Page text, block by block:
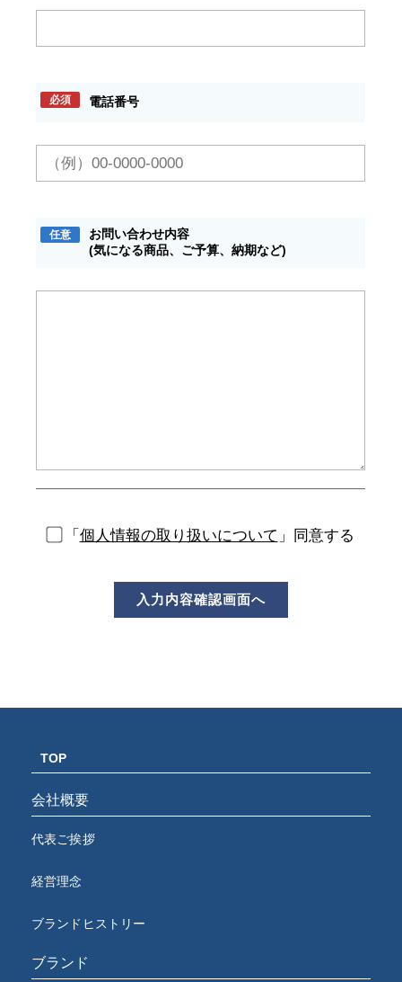
必須 電話番号
任意
お問い合わせ内容
(気になる商品、ご予算、納期など)
「 個人情報の取り扱いについて 」同意する
TOP
会社概要
代表ご挨拶
経営理念
ブランドヒストリー
ブランド